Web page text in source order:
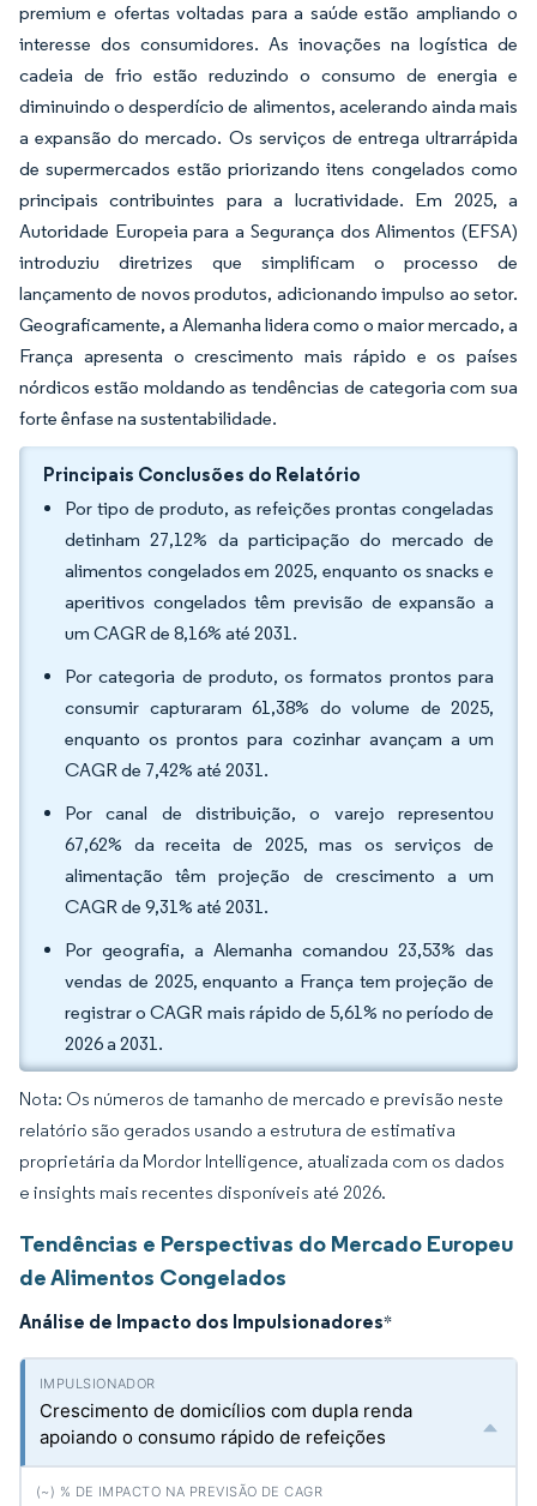
premium e ofertas voltadas para a saúde estão ampliando o
interesse dos consumidores. As inovações na logística de
cadeia de frio estão reduzindo o consumo de energia e
diminuindo o desperdício de alimentos, acelerando ainda mais
a expansão do mercado. Os serviços de entrega ultrarrápida
de supermercados estão priorizando itens congelados como
principais contribuintes para a lucratividade. Em 2025, a
Autoridade Europeia para a Segurança dos Alimentos (EFSA)
introduziu diretrizes que simplificam o processo de
lançamento de novos produtos, adicionando impulso ao setor.
Geograficamente, a Alemanha lidera como o maior mercado, a
França apresenta o crescimento mais rápido e os países
nórdicos estão moldando as tendências de categoria com sua
forte ênfase na sustentabilidade.
Principais Conclusões do Relatório
Por tipo de produto, as refeições prontas congeladas
detinham 27,12% da participação do mercado de
alimentos congelados em 2025, enquanto os snacks e
aperitivos congelados têm previsão de expansão a
um CAGR de 8,16% até 2031.
Por categoria de produto, os formatos prontos para
consumir capturaram 61,38% do volume de 2025,
enquanto os prontos para cozinhar avançam a um
CAGR de 7,42% até 2031.
Por canal de distribuição, o varejo representou
67,62% da receita de 2025, mas os serviços de
alimentação têm projeção de crescimento a um
CAGR de 9,31% até 2031.
Por geografia, a Alemanha comandou 23,53% das
vendas de 2025, enquanto a França tem projeção de
registrar o CAGR mais rápido de 5,61% no período de
2026 a 2031.
Nota: Os números de tamanho de mercado e previsão neste
relatório são gerados usando a estrutura de estimativa
proprietária da Mordor Intelligence, atualizada com os dados
e insights mais recentes disponíveis até 2026.
Tendências e Perspectivas do Mercado Europeu
de Alimentos Congelados
Análise de Impacto dos Impulsionadores*
Crescimento de domicílios com dupla renda
apoiando o consumo rápido de refeições